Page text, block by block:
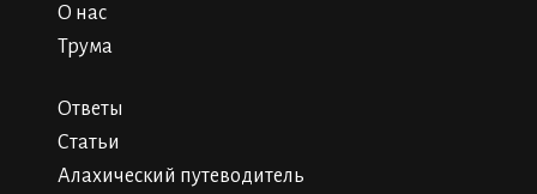
О нас
Трума
Ответы
Статьи
Алахический путеводитель